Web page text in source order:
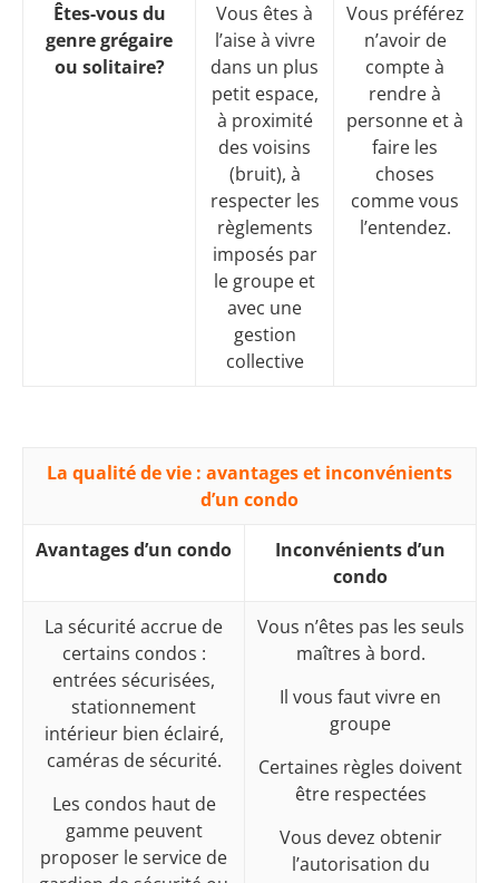
Êtes-vous du
genre grégaire
ou solitaire?
Vous êtes à
l’aise à vivre
dans un plus
petit espace,
à proximité
des voisins
(bruit), à
respecter les
règlements
imposés par
le groupe et
avec une
gestion
collective
Vous préférez
n’avoir de
compte à
rendre à
personne et à
faire les
choses
comme vous
l’entendez.
La qualité de vie : avantages et inconvénients
d’un condo
Avantages d’un condo
Inconvénients d’un
condo
La sécurité accrue de
certains condos :
entrées sécurisées,
stationnement
intérieur bien éclairé,
caméras de sécurité.
Les condos haut de
gamme peuvent
proposer le service de
Vous n’êtes pas les seuls
maîtres à bord.
Il vous faut vivre en
groupe
Certaines règles doivent
être respectées
Vous devez obtenir
l’autorisation du